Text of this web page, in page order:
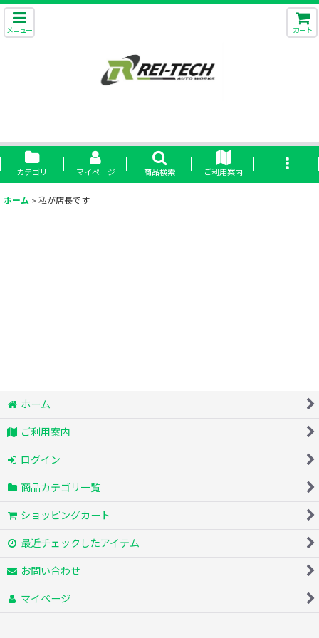
メニュー カート
カテゴリ マイページ 商品検索 ご利用案内
ホーム > 私が店長です
ホーム
ご利用案内
ログイン
商品カテゴリ一覧
ショッピングカート
最近チェックしたアイテム
お問い合わせ
マイページ